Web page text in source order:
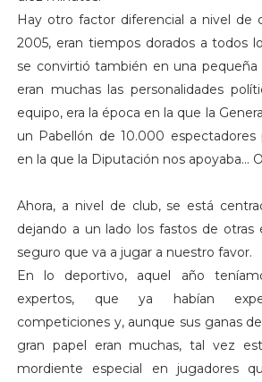
Hay otro factor diferencial a nivel de
2005, eran tiempos dorados a todos
se convirtió también en una pequeña
eran muchas las personalidades
equipo, era la época en la que la
un Pabellón de 10.000 espectadores
en la que la Diputación nos apoyaba...
Ahora, a nivel de club, se está
dejando a un lado los fastos de otras
seguro que va a jugar a nuestro favor.
En lo deportivo, aquel año
expertos, que ya habían
competiciones y, aunque sus ganas
gran papel eran muchas, tal vez
mordiente especial en jugadores